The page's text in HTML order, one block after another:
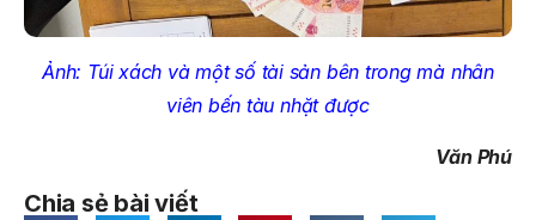
Ảnh: Túi xách và một số tài sản bên trong mà nhân
viên bến tàu nhặt được
Văn Phú
Chia sẻ bài viết